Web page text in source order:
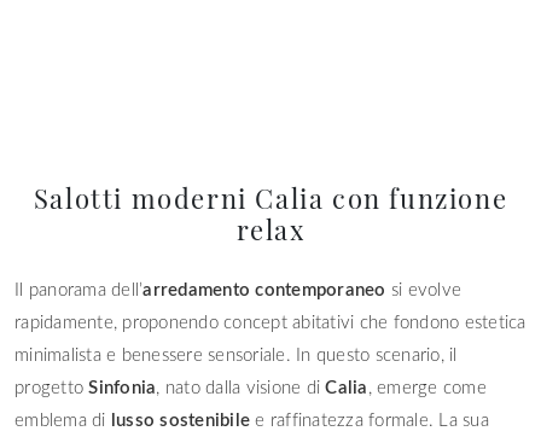
Salotti moderni Calia con funzione
relax
Il panorama dell’arredamento contemporaneo si evolve
rapidamente, proponendo concept abitativi che fondono estetica
minimalista e benessere sensoriale. In questo scenario, il
progettoSinfonia, nato dalla visione diCalia , emerge come
emblema di
lusso sostenibile e raffinatezza formale. La sua